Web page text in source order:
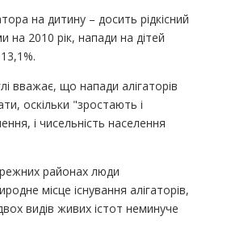
на дитину – досить рідкісний
на 2010 рік, напади на дітей
вважає, що напади алігаторів
оскільки "зростають і
і чисельність населення
районах люди
місце існування алігаторів,
видів живих істот неминуче